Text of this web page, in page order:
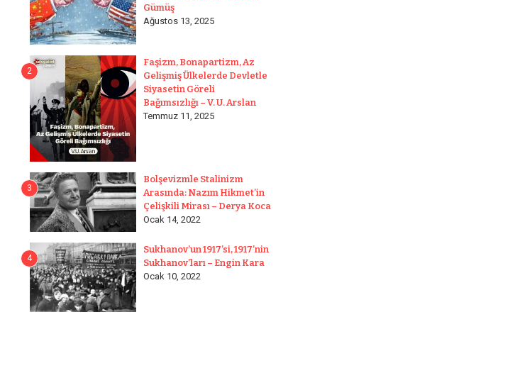
Gümüş
Ağustos 13, 2025
2
Faşizm, Bonapartizm, Az
Gelişmiş Ülkelerde Devletle
Siyasetin Göreli
Bağımsızlığı – V. U. Arslan
Temmuz 11, 2025
3
Bolşevizmle Stalinizm
Arasında: Nazım Hikmet’in
Çelişkili Mirası – Derya Koca
Ocak 14, 2022
4
Sukhanov’un 1917’si, 1917’nin
Sukhanov’ları – Engin Kara
Ocak 10, 2022